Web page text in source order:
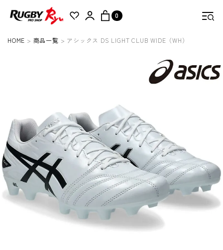
0
HOME 商品一覧 アシックス DS LIGHT CLUB WIDE（WH）